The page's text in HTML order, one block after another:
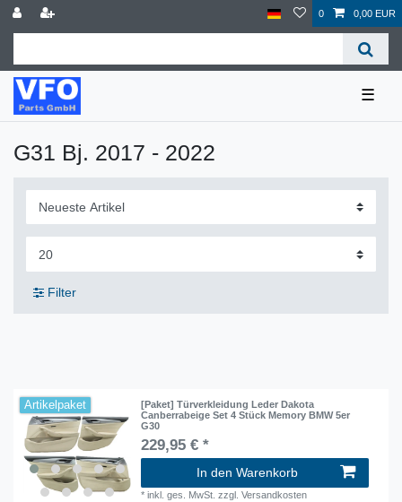
0 0,00 EUR
☰
G31 Bj. 2017 - 2022
Filter
Artikelpaket
[Paket] Türverkleidung Leder Dakota
Canberrabeige Set 4 Stück Memory BMW 5er
G30
229,95 € *
In den Warenkorb
*inkl. ges. MwSt. zzgl. Versandkosten